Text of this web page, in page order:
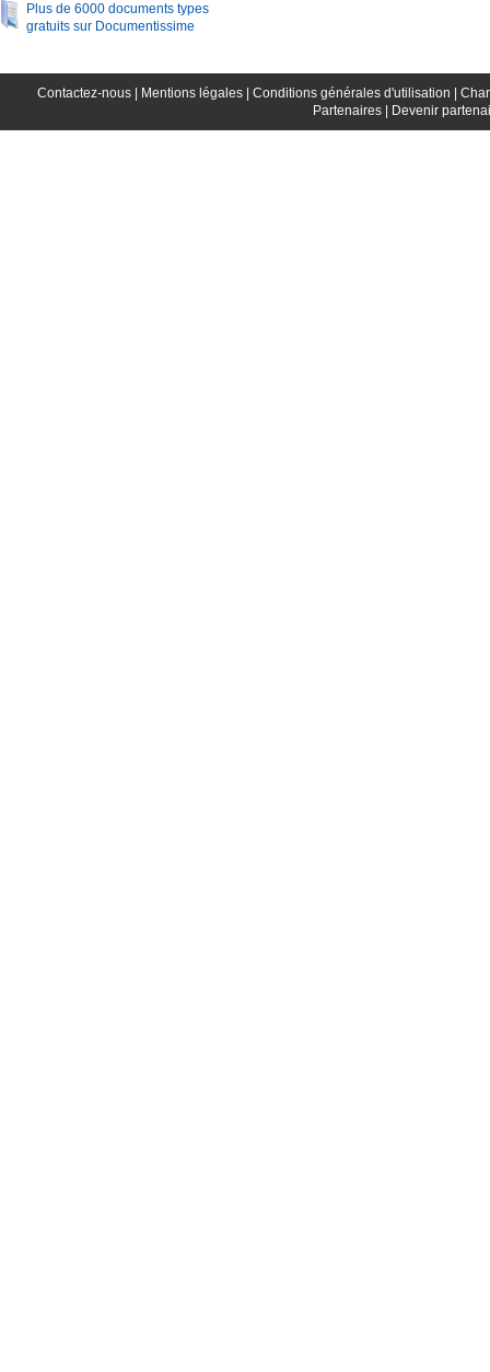
Plus de 6000 documents types
gratuits sur Documentissime
Contactez-nous | Mentions légales | Conditions générales d'utilisation |
Partenaires |
Devenir